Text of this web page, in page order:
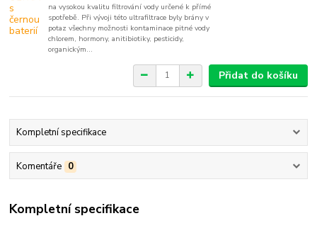
na vysokou kvalitu filtrování vody určené k přímé
spotřebě. Při vývoji této ultrafiltrace byly brány v
potaz všechny možnosti kontaminace pitné vody
chlorem, hormony, anitibiotiky, pesticidy,
organickým...
Přidat do košíku
Kompletní specifikace
Komentáře 0
Kompletní specifikace